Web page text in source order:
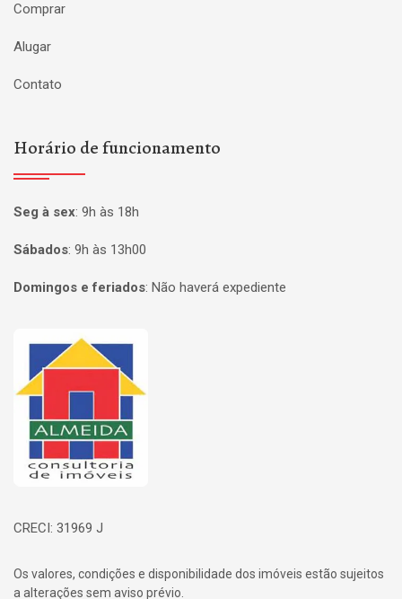
Comprar
Alugar
Contato
Horário de funcionamento
Seg à sex: 9h às 18h
Sábados: 9h às 13h00
Domingos e feriados: Não haverá expediente
Página inicial
CRECI: 31969 J
Os valores, condições e disponibilidade dos imóveis estão sujeitos
a alterações sem aviso prévio.